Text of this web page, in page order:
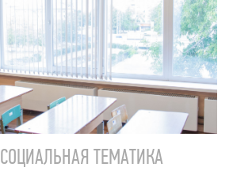
СОЦИАЛЬНАЯ ТЕМАТИКА